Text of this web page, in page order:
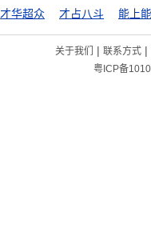
才华超众 才占八斗 能上
关于我们 | 联系方式|
粤ICP备